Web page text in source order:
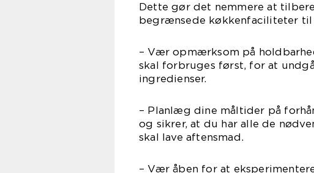
Dette gør det nemmere at
begrænsede køkkenfaciliteter til
– Vær opmærksom på
skal forbruges først, for at
ingredienser.
– Planlæg dine måltider på
og sikrer, at du har alle de
skal lave aftensmad.
– Vær åben for at